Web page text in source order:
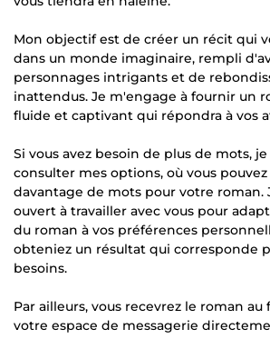
Mon objectif est de créer un récit qui
dans un monde imaginaire, rempli
personnages intrigants et de
inattendus. Je m'engage à fournir un
fluide et captivant qui répondra à vos
Si vous avez besoin de plus de mots,
consulter mes options, où vous
davantage de mots pour votre roman.
ouvert à travailler avec vous pour
du roman à vos préférences
obteniez un résultat qui corresponde
besoins.
Par ailleurs, vous recevrez le roman
votre espace de messagerie